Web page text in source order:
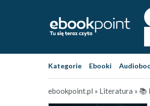
Kategorie Ebooki
ebookpoint.pl » Literatura » 📚